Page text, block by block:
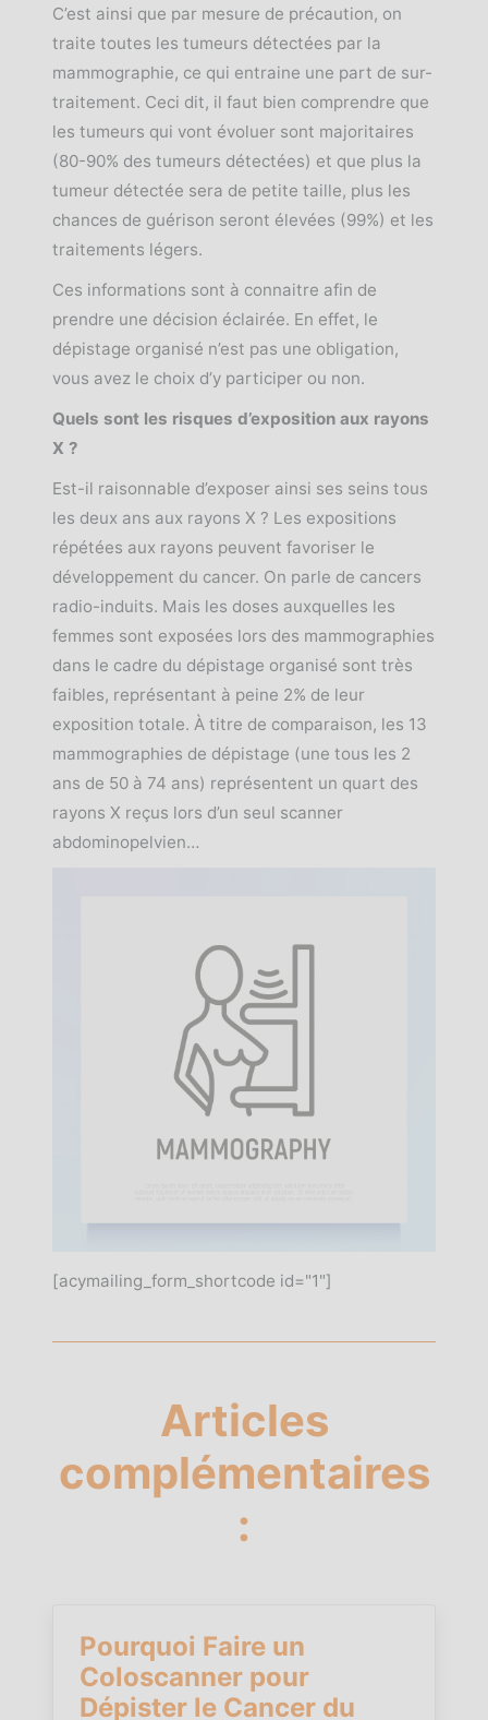
C’est ainsi que par mesure de précaution, on
traite toutes les tumeurs détectées par la
mammographie, ce qui entraine une part de sur-
traitement. Ceci dit, il faut bien comprendre que
les tumeurs qui vont évoluer sont majoritaires
(80-90% des tumeurs détectées) et que plus la
tumeur détectée sera de petite taille, plus les
chances de guérison seront élevées (99%) et les
traitements légers.
Ces informations sont à connaitre afin de
prendre une décision éclairée. En effet, le
dépistage organisé n’est pas une obligation,
vous avez le choix d’y participer ou non.
Quels sont les risques d’exposition aux rayons
X ?
Est-il raisonnable d’exposer ainsi ses seins tous
les deux ans aux rayons X ? Les expositions
répétées aux rayons peuvent favoriser le
développement du cancer. On parle de cancers
radio-induits. Mais les doses auxquelles les
femmes sont exposées lors des mammographies
dans le cadre du dépistage organisé sont très
faibles, représentant à peine 2% de leur
exposition totale. À titre de comparaison, les 13
mammographies de dépistage (une tous les 2
ans de 50 à 74 ans) représentent un quart des
rayons X reçus lors d’un seul scanner
abdominopelvien…
[acymailing_form_shortcode id="1"]
Articles
complémentaires
:
Pourquoi Faire un
Coloscanner pour
Dépister le Cancer du